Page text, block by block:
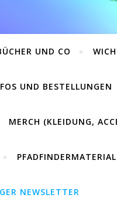
UND CO
UND BESTELLUNGEN
MERCH (KLEIDUNG,
NEWSLETTER